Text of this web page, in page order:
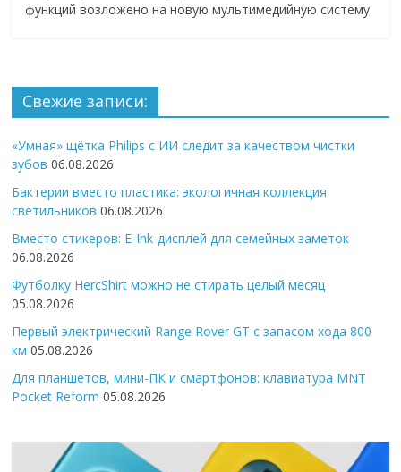
функций возложено на новую мультимедийную систему.
Свежие записи:
«Умная» щётка Philips с ИИ следит за качеством чистки
зубов 06.08.2026
Бактерии вместо пластика: экологичная коллекция
светильников 06.08.2026
Вместо стикеров: E-Ink-дисплей для семейных заметок
06.08.2026
Футболку HercShirt можно не стирать целый месяц
05.08.2026
Первый электрический Range Rover GT с запасом хода 800
км 05.08.2026
Для планшетов, мини-ПК и смартфонов: клавиатура MNT
Pocket Reform 05.08.2026